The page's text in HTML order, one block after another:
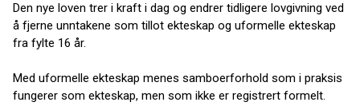
Den nye loven trer i kraft i dag og endrer tidligere lovgivning ved
å fjerne unntakene som tillot ekteskap og uformelle ekteskap
fra fylte 16 år.
Med uformelle ekteskap menes samboerforhold som i praksis
fungerer som ekteskap, men som ikke er registrert formelt.